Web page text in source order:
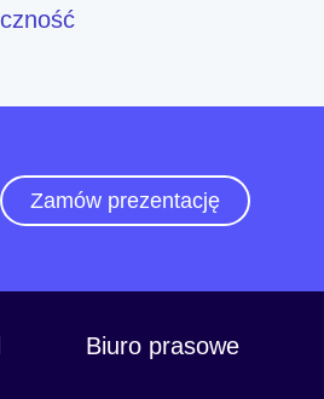
Zamów prezentację
Biuro prasowe